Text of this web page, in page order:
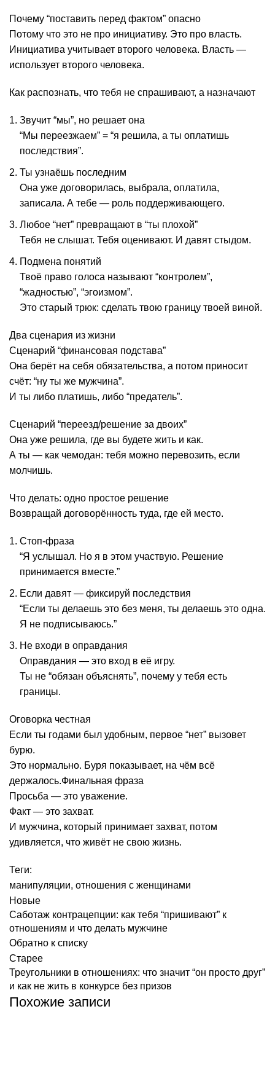
Почему “поставить перед фактом” опасно
Потому что это не про инициативу. Это про власть.
Инициатива учитывает второго человека. Власть —
использует второго человека.
Как распознать, что тебя не спрашивают, а назначают
Звучит “мы”, но решает она
“Мы переезжаем” = “я решила, а ты оплатишь
последствия”.
Ты узнаёшь последним
Она уже договорилась, выбрала, оплатила,
записала. А тебе — роль поддерживающего.
Любое “нет” превращают в “ты плохой”
Тебя не слышат. Тебя оценивают. И давят стыдом.
Подмена понятий
Твоё право голоса называют “контролем”,
“жадностью”, “эгоизмом”.
Это старый трюк: сделать твою границу твоей виной.
Два сценария из жизни
Сценарий “финансовая подстава”
Она берёт на себя обязательства, а потом приносит
счёт: “ну ты же мужчина”.
И ты либо платишь, либо “предатель”.
Сценарий “переезд/решение за двоих”
Она уже решила, где вы будете жить и как.
А ты — как чемодан: тебя можно перевозить, если
молчишь.
Что делать: одно простое решение
Возвращай договорённость туда, где ей место.
Стоп-фраза
“Я услышал. Но я в этом участвую. Решение
принимается вместе.”
Если давят — фиксируй последствия
“Если ты делаешь это без меня, ты делаешь это одна.
Я не подписываюсь.”
Не входи в оправдания
Оправдания — это вход в её игру.
Ты не “обязан объяснять”, почему у тебя есть
границы.
Оговорка честная
Если ты годами был удобным, первое “нет” вызовет
бурю.
Это нормально. Буря показывает, на чём всё
держалось.Финальная фраза
Просьба — это уважение.
Факт — это захват.
И мужчина, который принимает захват, потом
удивляется, что живёт не свою жизнь.
Теги:
манипуляции, отношения с женщинами
Новые
Саботаж контрацепции: как тебя “пришивают” к
отношениям и что делать мужчине
Обратно к списку
Старее
Треугольники в отношениях: что значит “он просто друг”
и как не жить в конкурсе без призов
Похожие записи